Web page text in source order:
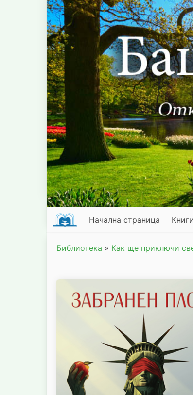
Начална страница Книги
Библиотека » Как ще приключи